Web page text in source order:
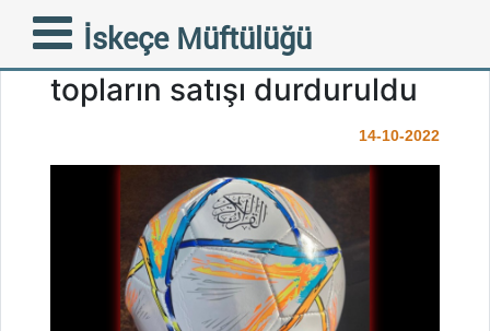
İskeçe Müftülüğü
Tepkiler sonuç verdi,
‘Kur’an-ı Kerim’ yazılı
topların satışı durduruldu
14-10-2022